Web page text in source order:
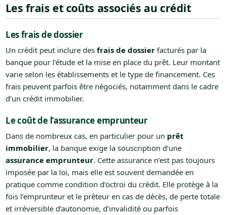
Les frais et coûts associés au crédit
Les frais de dossier
Un crédit peut inclure des frais de dossierfacturés par la
banque pour l’étude et la mise en place du prêt. Leur montant
varie selon les établissements et le type de financement. Ces
frais peuvent parfois être négociés, notamment dans le cadre
d’un crédit immobilier.
Le coût de l’assurance emprunteur
Dans de nombreux cas, en particulier pour un prêt
immobilier, la banque exige la souscription d’une
assurance emprunteur. Cette assurance n’est pas toujours
imposée par la loi, mais elle est souvent demandée en
pratique comme condition d’octroi du crédit. Elle protège à la
fois l’emprunteur et le prêteur en cas de décès, de perte totale
et irréversible d’autonomie, d’invalidité ou parfois